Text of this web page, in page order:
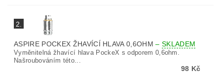
2.
ASPIRE POCKEX ŽHAVÍCÍ HLAVA 0,6OHM– SKLADEM
Vyměnitelná žhavící hlava PockeX s odporem 0,6ohm.
Našroubováním této...
98 Kč